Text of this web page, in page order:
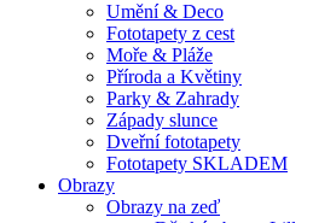
Umění & Deco
Fototapety z cest
Moře & Pláže
Příroda a Květiny
Parky & Zahrady
Západy slunce
Dveřní fototapety
Fototapety SKLADEM
Obrazy
Obrazy na zeď